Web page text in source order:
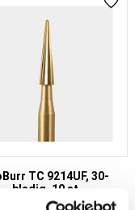
TC 9214UF, 30-
bladig, 10 st
Add